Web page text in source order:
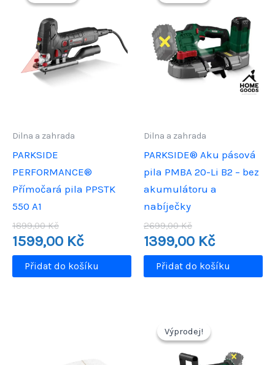
Dilna a zahrada
PARKSIDE
PERFORMANCE®
Přímočará pila PPSTK
550 A1
1899,00KčPůvodní
cena
byla:
1899,00 Kč.
1599,00 Kč
je:
1599,00 Kč.
Přidat do košíku
Dilna a zahrada
PARKSIDE® Aku pásová
pila PMBA 20-Li B2 – bez
akumulátoru a
nabíječky
2699,00KčPůvodní
cena
byla:
2699,00 Kč.
1399,00 Kč
je:
1399,00 Kč.
Přidat do košíku
Výprodej!
Výprodej!